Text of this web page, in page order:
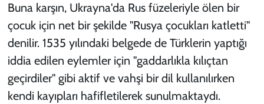
Buna karşın, Ukrayna'da Rus füzeleriyle ölen bir
çocuk için net bir şekilde "Rusya çocukları katletti"
denilir. 1535 yılındaki belgede de Türklerin yaptığı
iddia edilen eylemler için "gaddarlıkla kılıçtan
geçirdiler" gibi aktif ve vahşi bir dil kullanılırken
kendi kayıpları hafifletilerek sunulmaktaydı.